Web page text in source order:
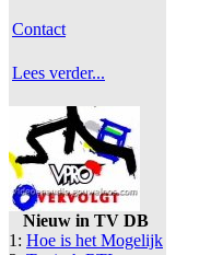
Contact
Lees verder...
Nieuw in TV DB
1: Hoe is het Mogelijk